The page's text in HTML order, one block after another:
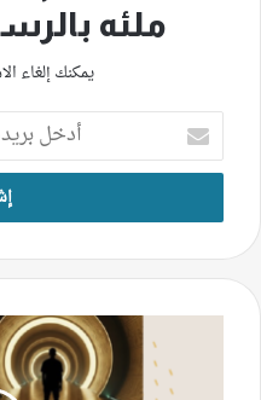
ملئه
يمكنك إلغاء
أدخل
بريدك
الإلكتروني